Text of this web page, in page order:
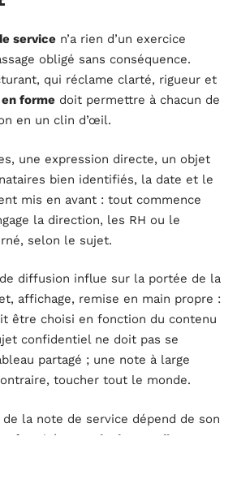
service n’a rien d’un exercice
obligé sans conséquence.
qui réclame clarté, rigueur et
forme doit permettre à chacun de
en un clin d’œil.
une expression directe, un objet
bien identifiés, la date et le
mis en avant : tout commence
la direction, les RH ou le
selon le sujet.
diffusion influe sur la portée de la
affichage, remise en main propre :
être choisi en fonction du contenu
confidentiel ne doit pas se
partagé ; une note à large
toucher tout le monde.
de la note de service dépend de son
au
Code du travail